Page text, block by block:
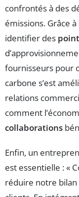
confrontés à des
émissions. Grâce
identifier des
fournisseurs pour
carbone s’est
relations
comment
collaborations
Enfin, un
est essentielle : «
réduire notre bilan